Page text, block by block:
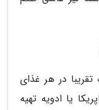
در هر غذای
یا ادویه تهیه